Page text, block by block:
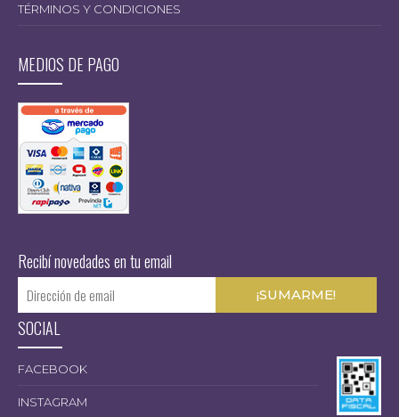
$
TÉRMINOS Y CONDICIONES
MEDIOS DE PAGO
Recibí novedades en tu email
SOCIAL
FACEBOOK
INSTAGRAM